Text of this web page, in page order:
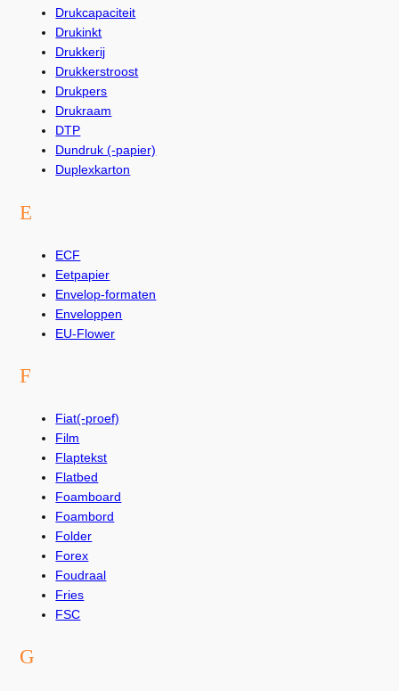
Drukcapaciteit
Drukinkt
Drukkerij
Drukkerstroost
Drukpers
Drukraam
DTP
Dundruk (-papier)
Duplexkarton
E
ECF
Eetpapier
Envelop-formaten
Enveloppen
EU-Flower
F
Fiat(-proef)
Film
Flaptekst
Flatbed
Foamboard
Foambord
Folder
Forex
Foudraal
Fries
FSC
G